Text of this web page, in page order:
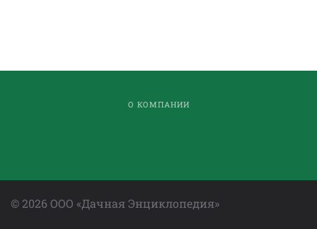
О КОМПАНИИ
©2026 ООО «Дачная Энциклопедия»